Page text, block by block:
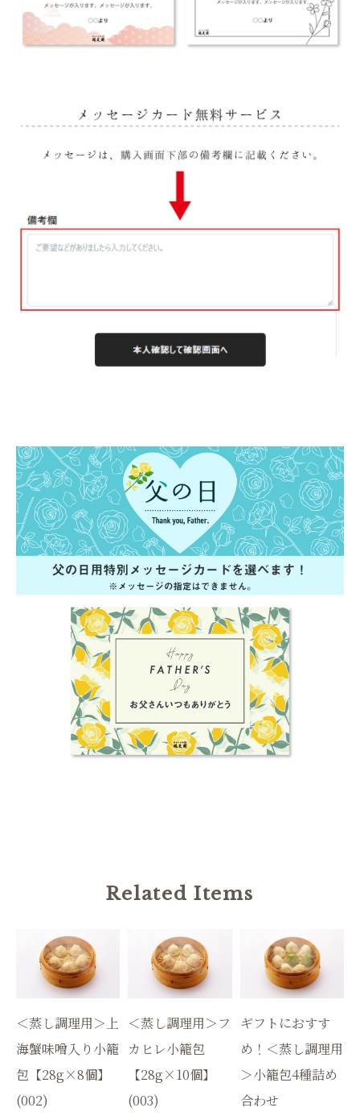
Related Items
＜蒸し調理用＞上
海蟹味噌入り小籠
包【28g×8個】
(002)
＜蒸し調理用＞フ
カヒレ小籠包
【28g×10個】
(003)
ギフトにおすす
め！＜蒸し調理用
＞小籠包4種詰め
合わせ